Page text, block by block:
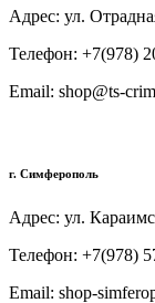
Адрес: ул.
Телефон: +7(978)
Email: shop@ts-
г. Симферополь
Адрес: ул.
Телефон: +7(978)
Email: shop-